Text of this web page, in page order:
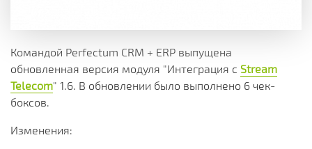
Командой Perfectum CRM + ERP выпущена
обновленная версия модуля "Интеграция с Stream
Telecom" 1.6. В обновлении было выполнено 6 чек-
боксов.
Изменения: